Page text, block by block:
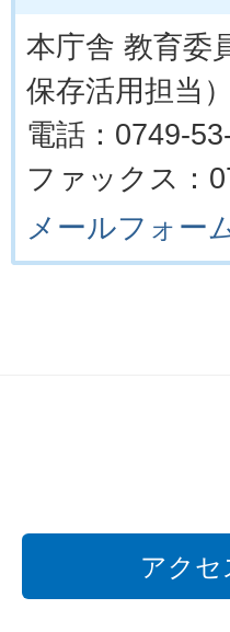
本庁舎 教育委
保存活用担当）
電話：0749-
ファックス：
メールフォー
アクセ